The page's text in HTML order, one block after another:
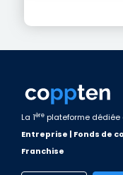
La 1ère plateforme dédiée
Entreprise | Fonds de
Franchise